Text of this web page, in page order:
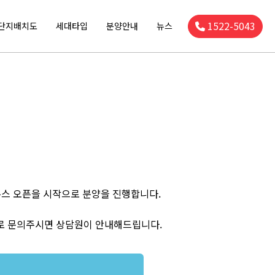
지배치도 세대타입 분양안내 뉴스 1522-5043
오픈을 시작으로 분양을 진행합니다.
문의주시면 상담원이 안내해드립니다.